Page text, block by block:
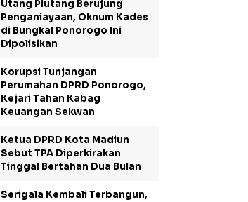
Utang Piutang Berujung
Penganiayaan, Oknum Kades
di Bungkal Ponorogo Ini
Dipolisikan
Korupsi Tunjangan
Perumahan DPRD Ponorogo,
Kejari Tahan Kabag
Keuangan Sekwan
Ketua DPRD Kota Madiun
Sebut TPA Diperkirakan
Tinggal Bertahan Dua Bulan
Serigala Kembali Terbangun,